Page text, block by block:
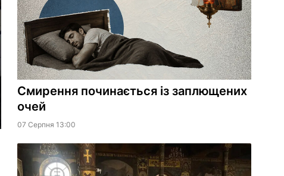
Смирення починається із заплющених
очей
07 Серпня 13:00